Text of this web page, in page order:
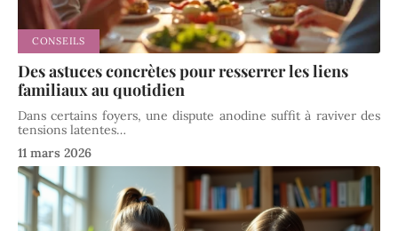
CONSEILS
Des astuces concrètes pour resserrer les liens
familiaux au quotidien
Dans certains foyers, une dispute anodine suffit à raviver des
tensions latentes…
11 mars 2026